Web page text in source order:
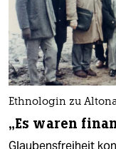
Ethnologin zu
„Es waren
Glaubensfreiheit